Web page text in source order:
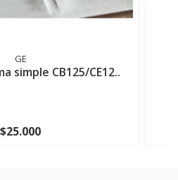
GE
simple CB125/CE12..
$25.000